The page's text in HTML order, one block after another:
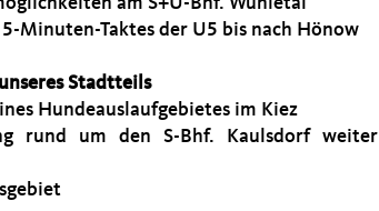
5-Minuten-Taktes der U5 bis nach Hönow
Stadtteils
Hundeauslaufgebietes im Kiez
rund um den S-Bhf. Kaulsdorf weiter